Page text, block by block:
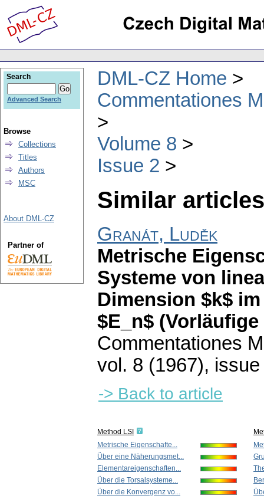
DML-CZ Home
Commentationes
Volume 8
Issue 2
Similar
Granát, Luděk
Metrische
Systeme von
Dimension $k$
$E_n$
Commentationes
vol. 8 (1967), issue
-> Back to article
Method LSI
Metrische Eigenschafte...
Über eine Näherungsmet...
Elementareigenschaften...
Über die Torsalsysteme...
Über die Konvergenz vo...
Search
Advanced Search
Browse
Collections
Titles
Authors
MSC
About DML-CZ
Partner of